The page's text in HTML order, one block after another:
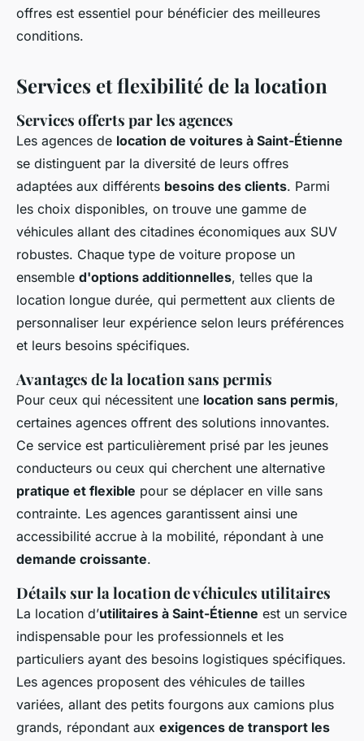
offres est essentiel pour bénéficier des meilleures
conditions.
Services et flexibilité de la location
Services offerts par les agences
Les agences de location de voitures à Saint-Étienne
se distinguent par la diversité de leurs offres
adaptées aux différents besoins des clients. Parmi
les choix disponibles, on trouve une gamme de
véhicules allant des citadines économiques aux SUV
robustes. Chaque type de voiture propose un
ensemble d'options additionnelles, telles que la
location longue durée, qui permettent aux clients de
personnaliser leur expérience selon leurs préférences
et leurs besoins spécifiques.
Avantages de la location sans permis
Pour ceux qui nécessitent une location sans permis,
certaines agences offrent des solutions innovantes.
Ce service est particulièrement prisé par les jeunes
conducteurs ou ceux qui cherchent une alternative
pratique et flexible pour se déplacer en ville sans
contrainte. Les agences garantissent ainsi une
accessibilité accrue à la mobilité, répondant à une
demande croissante.
Détails sur la location de véhicules utilitaires
La location d’utilitaires à Saint-Étienne est un service
indispensable pour les professionnels et les
particuliers ayant des besoins logistiques spécifiques.
Les agences proposent des véhicules de tailles
variées, allant des petits fourgons aux camions plus
grands, répondant aux exigences de transport les